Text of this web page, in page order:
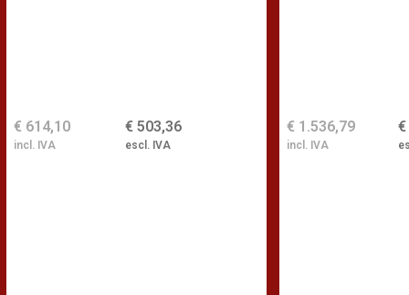
€ 503,36
escl. IVA
€ 614,10
incl. IVA
€
€ 1.536,79
incl. IVA